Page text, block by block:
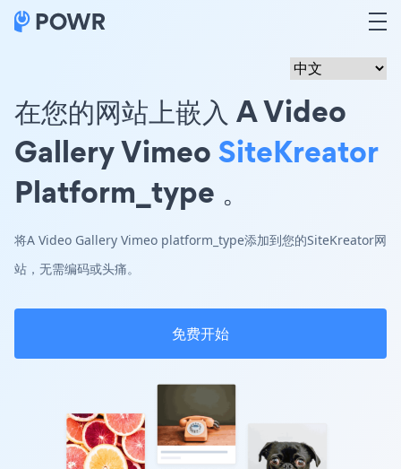
在您的网站上嵌入 A Video
Gallery VimeoSiteKreator
Platform_type 。
将A Video Gallery Vimeo platform_type添加到您的SiteKreator网
站，无需编码或头痛。
免费开始